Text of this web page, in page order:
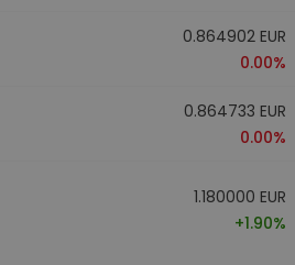
0.864902 EUR
0.00%
0.864733 EUR
0.00%
1.180000 EUR
+1.90%